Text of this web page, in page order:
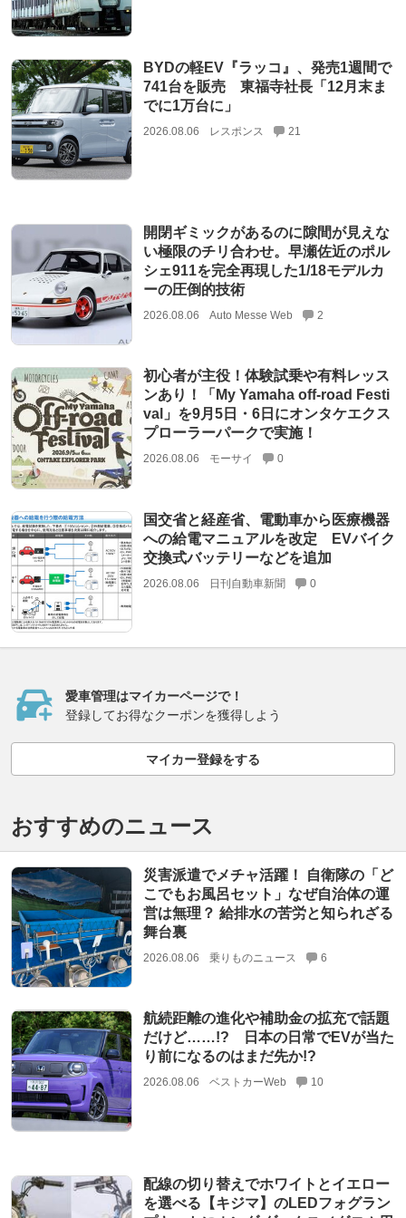
BYDの軽EV『ラッコ』、発売1週間で
741台を販売 東福寺社長「12月末ま
でに1万台に」
2026.08.06 レスポンス 21
開閉ギミックがあるのに隙間が見えな
い極限のチリ合わせ。早瀬佐近のポル
シェ911を完全再現した1/18モデルカ
ーの圧倒的技術
2026.08.06 Auto Messe Web 2
初心者が主役！体験試乗や有料レッス
ンあり！「My Yamaha off-road Festi
val」を9月5日・6日にオンタケエクス
プローラーパークで実施！
2026.08.06 モーサイ 0
国交省と経産省、電動車から医療機器
への給電マニュアルを改定 EVバイク
交換式バッテリーなどを追加
2026.08.06 日刊自動車新聞 0
愛車管理はマイカーページで！
登録してお得なクーポンを獲得しよう
マイカー登録をする
おすすめのニュース
災害派遣でメチャ活躍！ 自衛隊の「ど
こでもお風呂セット」なぜ自治体の運
営は無理？ 給排水の苦労と知られざる
舞台裏
2026.08.06 乗りものニュース 6
航続距離の進化や補助金の拡充で話題
だけど……!? 日本の日常でEVが当た
り前になるのはまだ先か!?
2026.08.06 ベストカーWeb 10
配線の切り替えでホワイトとイエロー
を選べる【キジマ】のLEDフォグラン